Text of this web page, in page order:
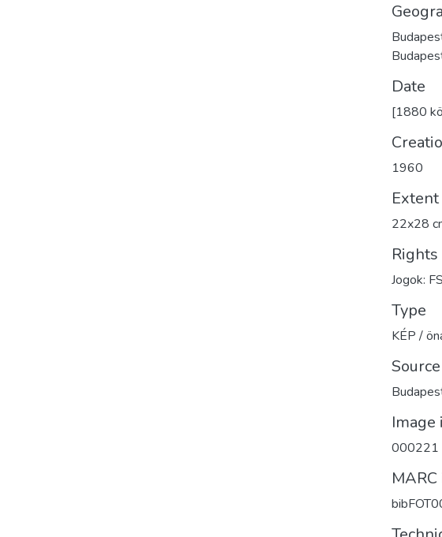
Date
[1880
1960
Extent
22x28
Rights
Jogok:
Type
KÉP /
000221